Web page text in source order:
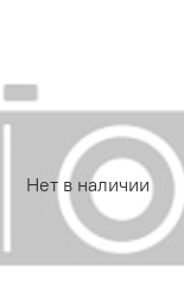
Нет в наличии